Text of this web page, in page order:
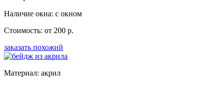
Наличие окна: с окном
Стоимость: от 200 р.
заказать похожий
Материал: акрил